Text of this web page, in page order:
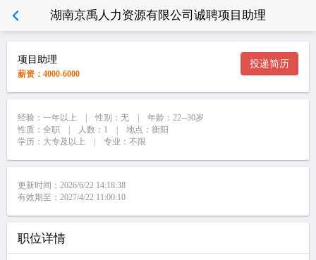
湖南京禹人力资源有限公司诚聘项目助理
项目助理 投递简历
薪资：4000-6000
经验：一年以上 | 性别：无 | 年龄：22--30岁
性质：全职 | 人数：1 | 地点：衡阳
学历：大专及以上 | 专业：不限
更新时间：2026/6/22 14:18:38
有效期至：2027/4/22 11:00:10
职位详情